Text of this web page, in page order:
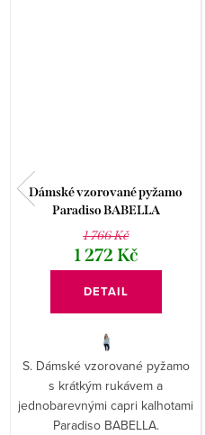
Dámské vzorované pyžamo
Paradiso BABELLA
1 766 Kč
1 272 Kč
DETAIL
S. Dámské vzorované pyžamo
s krátkým rukávem a
jednobarevnými capri kalhotami
Paradiso BABELLA.